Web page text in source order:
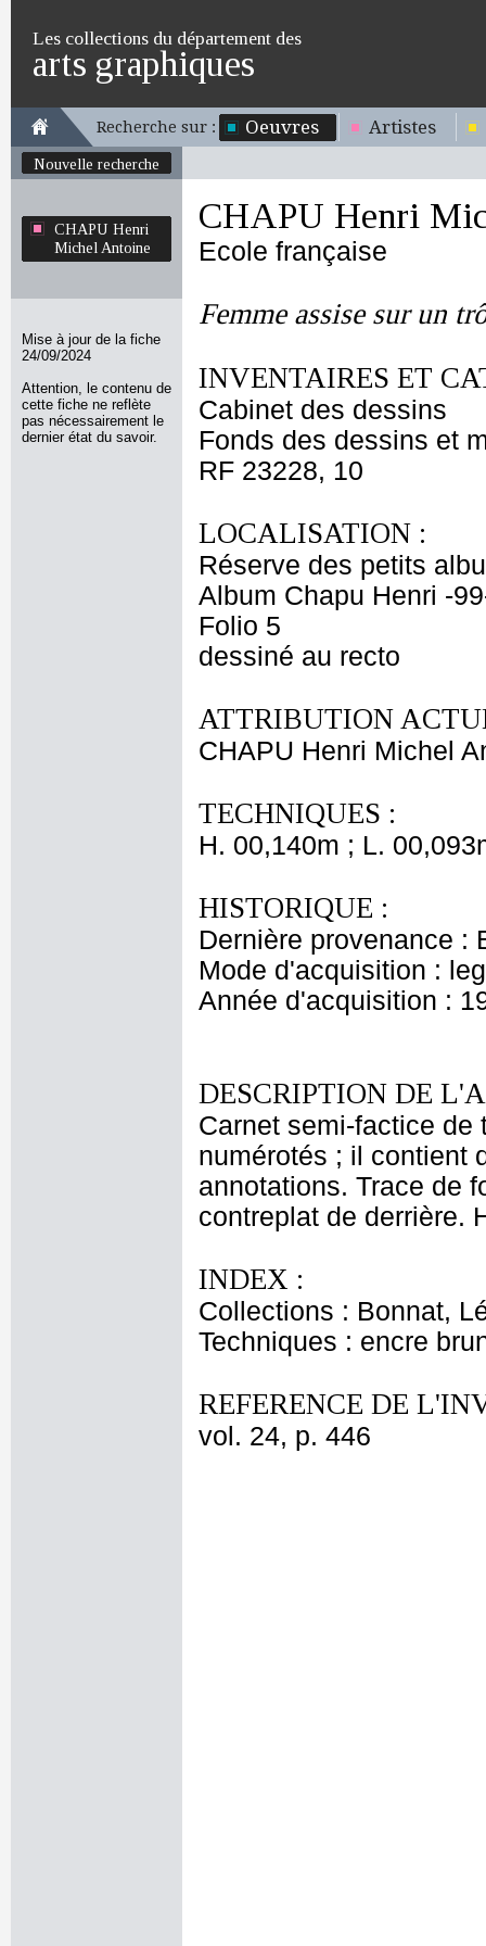
Les collections du département des
arts graphiques
Recherche sur : Oeuvres Artistes
Nouvelle recherche
CHAPU Henri
Michel Antoine
Mise à jour de la fiche
24/09/2024
Attention, le contenu de
cette fiche ne reflète
pas nécessairement le
dernier état du savoir.
CHAPU Henri
Ecole française
Femme assise sur un
INVENTAIRES ET
Cabinet des dessins
Fonds des dessins et
RF 23228, 10
LOCALISATION :
Réserve des petits
Album Chapu Henri -
Folio 5
dessiné au recto
ATTRIBUTION
CHAPU Henri Michel
TECHNIQUES :
H. 00,140m ; L.
HISTORIQUE :
Dernière provenance :
Mode d'acquisition :
Année d'acquisition :
DESCRIPTION DE
Carnet semi-factice de
numérotés ; il contient
annotations. Trace de
contreplat de derrière.
INDEX :
Collections : Bonnat,
Techniques : encre
REFERENCE DE
vol. 24, p. 446